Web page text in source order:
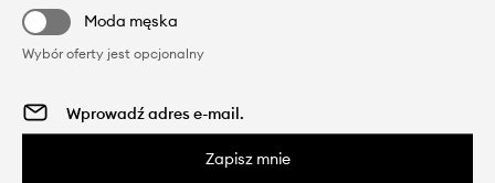
Moda męska
Wybór oferty jest opcjonalny
Zapisz mnie